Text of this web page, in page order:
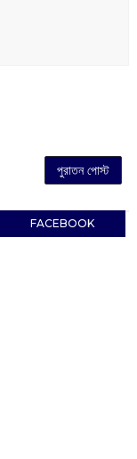
পুরাতন পোস্ট
FACEBOOK